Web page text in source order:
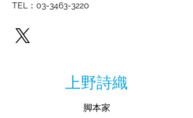
TEL：03-3463-3220
上野詩織
脚本家